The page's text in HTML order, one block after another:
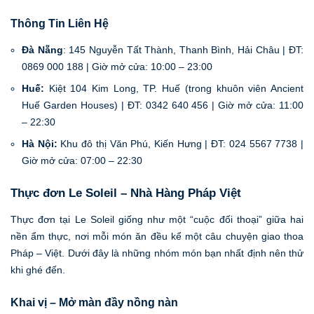
Thông Tin Liên Hệ
Đà Nẵng: 145 Nguyễn Tất Thành, Thanh Bình, Hải Châu | ĐT:
0869 000 188 | Giờ mở cửa: 10:00 – 23:00
Huế: Kiệt 104 Kim Long, TP. Huế (trong khuôn viên Ancient
Huế Garden Houses) | ĐT: 0342 640 456 | Giờ mở cửa: 11:00
– 22:30
Hà Nội: Khu đô thị Văn Phú, Kiến Hưng | ĐT: 024 5567 7738 |
Giờ mở cửa: 07:00 – 22:30
Thực đơn Le Soleil – Nhà Hàng Pháp Việt
Thực đơn tại Le Soleil giống như một “cuộc đối thoại” giữa hai
nền ẩm thực, nơi mỗi món ăn đều kể một câu chuyện giao thoa
Pháp – Việt. Dưới đây là những nhóm món bạn nhất định nên thử
khi ghé đến.
Khai vị – Mở màn đầy nồng nàn